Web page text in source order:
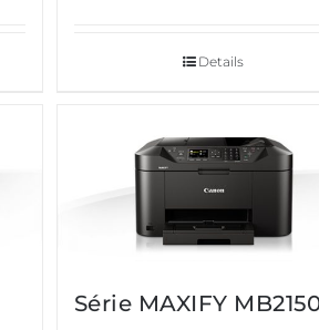
Details
Série MAXIFY